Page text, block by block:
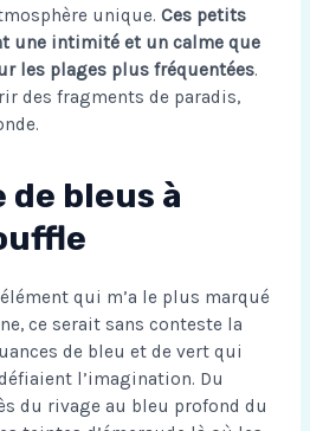
unique. Ces petits
une intimité et un calme que
les plages plus fréquentées.
des fragments de paradis,
bleus à
qui m’a le plus marqué
ce serait sans conteste la
de bleu et de vert qui
l’imagination. Du
du rivage au bleu profond du